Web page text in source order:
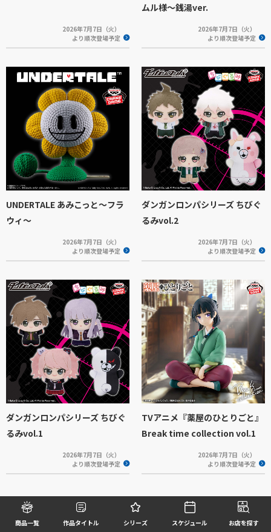
商品一覧 作品タイトル シリーズ スケジュール お店を探す
2026年7月7日（火）
より順次登場予定
ムル様～銭湯ver.
2026年7月7日（火）
より順次登場予定
UNDERTALE あみこっと～フラ
ウィ～
2026年7月7日（火）
より順次登場予定
ダンガンロンパシリーズ ちびぐ
るみvol.2
2026年7月7日（火）
より順次登場予定
ダンガンロンパシリーズ ちびぐ
るみvol.1
2026年7月7日（火）
より順次登場予定
TVアニメ『薬屋のひとりごと』
Break time collection vol.1
2026年7月7日（火）
より順次登場予定